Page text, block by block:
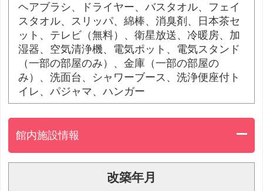
ヘアブラシ、ドライヤー、バスタオル、フェイ
スタオル、スリッパ、綿棒、消臭剤、日本茶セ
ット、テレビ（無料）、衛星放送、冷暖房、加
湿器、空気清浄機、電気ポット、電気スタンド
（一部の部屋のみ）、金庫（一部の部屋の
み）、洗面台、シャワーブース、洗浄便座付ト
イレ、パジャマ、ハンガー
館内施設情報
改築年月